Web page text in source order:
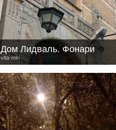
vita-min
Дом Лидваль. Фонари